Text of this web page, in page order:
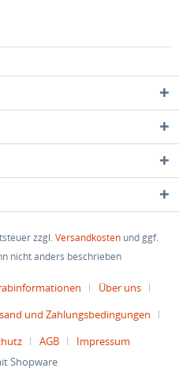
zzgl.Versandkosten und ggf.
nicht anders beschrieben
Über uns
und Zahlungsbedingungen
AGB
Impressum
Shopware